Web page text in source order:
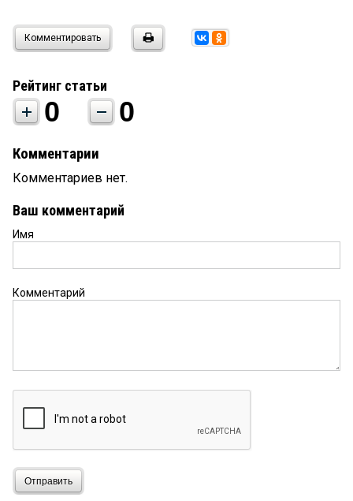
Комментировать
Рейтинг статьи
0 0
Комментарии
Комментариев нет.
Ваш комментарий
Имя
Комментарий
Отправить